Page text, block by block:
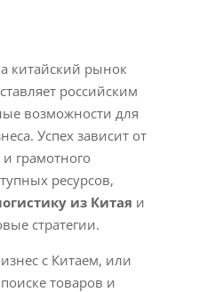
китайский рынок
российским
возможности для
Успех зависит от
грамотного
ресурсов,
из Китая и
стратегии.
с Китаем, или
товаров и